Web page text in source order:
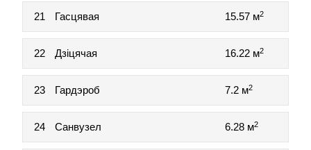
21 Гасцявая 15.57 м2
22 Дзіцячая 16.22 м2
23 Гардэроб 7.2 м2
24 Санвузел 6.28 м2